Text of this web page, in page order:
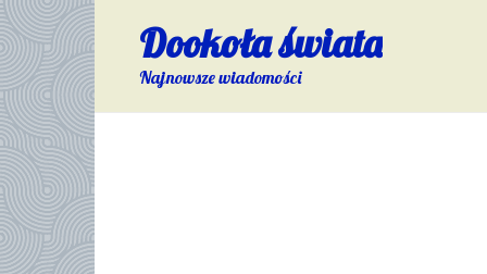
Skip
to
content
Dookoła świata
Najnowsze wiadomości